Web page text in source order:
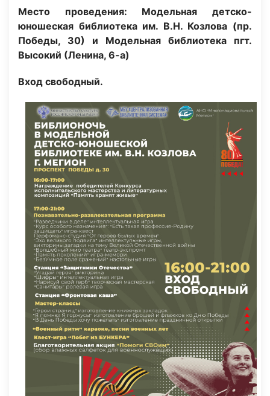
Место проведения: Модельная детско-
юношеская библиотека им. В.Н. Козлова (пр.
Победы, 30) и Модельная библиотека пгт.
Высокий (Ленина, 6-а)
Вход свободный.